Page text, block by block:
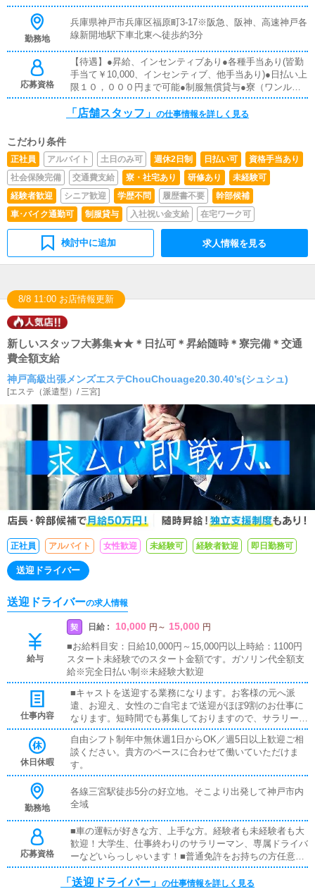
勤務地
兵庫県神戸市兵庫区福原町3-17※阪急、阪神、高速神戸各
線新開地駅下車北東へ徒歩約3分
応募資格
【待遇】●昇給、インセンティブあり●各種手当あり(皆勤
手当て￥10,000、インセンティブ、他手当あり)●日払い上
限１０，０００円まで可能●制服無償貸与●寮（ワンルー
ムマンション）完備※一名利用※即入店頂ける様に寮には
家電・寝具も完備しております。●週休2日制で月収42万
迎●経験者優遇●女性のホールスタッフも大歓迎●清掃スタ
ッフ同時募集（21時30分～）
「店舗スタッフ」 の仕事情報を詳しく見る
こだわり条件
正社員 アルバイト 土日のみ可 週休2日制 日払い可
資格手当あり
社会保険完備
交通費支給 寮・社宅あり 研修あり
未経験可
経験者歓迎
シニア歓迎 学歴不問 履歴書不要
幹部候補
車･バイク通勤可
制服貸与 入社祝い金支給 在宅ワーク可
検討中に追加 求人情報を見る
8/8 11:00 お店情報更新
新しいスタッフ大募集★★＊日払可＊昇給随時＊寮完備＊交通
費全額支給
神戸高級出張メンズエステChouChouage20.30.40’s(シュシュ)
[エステ（派遣型） /三宮]
正社員 アルバイト 女性歓迎 未経験可 経験者歓迎 即日勤務可
送迎ドライバー
送迎ドライバーの求人情報
給与
契 日給 : 10,000 円 ～ 15,000 円
■お給料目安：日給10,000円～15,000円以上時給：1100円
スタート未経験でのスタート金額です。ガソリン代全額支
給※完全日払い制※未経験大歓迎
仕事内容
■キャストを送迎する業務になります。お客様の元へ派
遣、お迎え、女性のご自宅まで送迎がほぼ9割のお仕事に
なります。短時間でも募集しておりますので、サラリーマ
ンの方や自営業の方の副業に向いています。■多忙につき
ドライバーが不足しています！！隙間時間に稼いでいただ
けます！フルタイムで本業でも可能！頑張り次第で、随時
時給、ガソリン代ともに昇給していきます。
休日休暇
自由シフト制年中無休週1日からOK／週5日以上歓迎ご相
談ください。貴方のペースに合わせて働いていただけま
す。
勤務地
各線三宮駅徒歩5分の好立地。そこより出発して神戸市内
全域
応募資格
■車の運転が好きな方、上手な方。経験者も未経験者も大
歓迎！大学生、仕事終わりのサラリーマン、専属ドライバ
ーなどいらっしゃいます！■普通免許をお持ちの方任意保
険に加入されている方男性・女性は問いません※18歳未満
（高校生を含む）の応募はお断りします。※暴力団関係者
「送迎ドライバー」 の仕事情報を詳しく見る